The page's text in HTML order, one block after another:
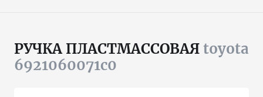
РУЧКА ПЛАСТМАССОВАЯtoyota
6921060071c0